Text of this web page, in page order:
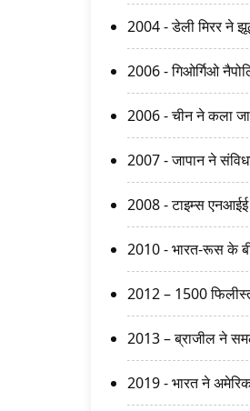
2004 - डेली मिरर ने
2006 - गिओर्गिओ
2006 - चीन ने कला
2007 - जापान ने
2008 - टाइम्स एनआईई
2010 - भारत-रूस के
2012 – 1500
2013 – ब्राजील ने
2019 - भारत ने